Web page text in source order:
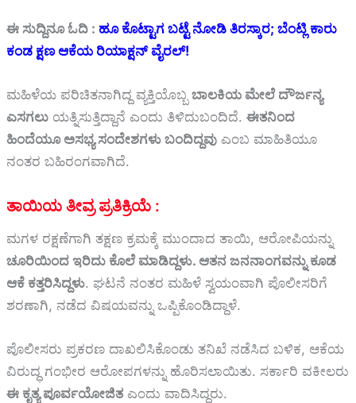
ಈ ಸುದ್ದಿನೂ ಓದಿ : ಹೂ ಕೊಟ್ಟಾಗ ಬಟ್ಟೆ ನೋಡಿ ತಿರಸ್ಕಾರ; ಬೆಂಟ್ಲಿ ಕಾರು
ಕಂಡ ಕ್ಷಣ ಆಕೆಯ ರಿಯಾಕ್ಷನ್ ವೈರಲ್!
ಮಹಿಳೆಯ ಪರಿಚಿತನಾಗಿದ್ದ ವ್ಯಕ್ತಿಯೊಬ್ಬ ಬಾಲಕಿಯ ಮೇಲೆ ದೌರ್ಜನ್ಯ
ಎಸಗಲು ಯತ್ನಿಸುತ್ತಿದ್ದಾನೆ ಎಂದು ತಿಳಿದುಬಂದಿದೆ. ಈತನಿಂದ
ಹಿಂದೆಯೂ ಅಸಭ್ಯ ಸಂದೇಶಗಳು ಬಂದಿದ್ದವು ಎಂಬ ಮಾಹಿತಿಯೂ
ನಂತರ ಬಹಿರಂಗವಾಗಿದೆ.
ತಾಯಿಯ ತೀವ್ರ ಪ್ರತಿಕ್ರಿಯೆ :
ಮಗಳ ರಕ್ಷಣೆಗಾಗಿ ತಕ್ಷಣ ಕ್ರಮಕ್ಕೆ ಮುಂದಾದ ತಾಯಿ, ಆರೋಪಿಯನ್ನು
ಚೂರಿಯಿಂದ ಇರಿದು ಕೊಲೆ ಮಾಡಿದ್ದಳು. ಆತನ ಜನನಾಂಗವನ್ನು ಕೂಡ
ಆಕೆ ಕತ್ತರಿಸಿದ್ದಳು. ಘಟನೆ ನಂತರ ಮಹಿಳೆ ಸ್ವಯಂವಾಗಿ ಪೊಲೀಸರಿಗೆ
ಶರಣಾಗಿ, ನಡೆದ ವಿಷಯವನ್ನು ಒಪ್ಪಿಕೊಂಡಿದ್ದಾಳೆ.
ಪೊಲೀಸರು ಪ್ರಕರಣ ದಾಖಲಿಸಿಕೊಂಡು ತನಿಖೆ ನಡೆಸಿದ ಬಳಿಕ, ಆಕೆಯ
ವಿರುದ್ಧ ಗಂಭೀರ ಆರೋಪಗಳನ್ನು ಹೊರಿಸಲಾಯಿತು. ಸರ್ಕಾರಿ ವಕೀಲರು
ಈ ಕೃತ್ಯ ಪೂರ್ವಯೋಜಿತ ಎಂದು ವಾದಿಸಿದ್ದರು.